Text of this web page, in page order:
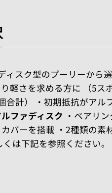
ィスク型のプーリーから選
り軽さを求める方に （5ス
計） ・初期抵抗がアル
ファディスク ・ベアリン
バーを搭載 ・2種類の素
は下記を参照ください。